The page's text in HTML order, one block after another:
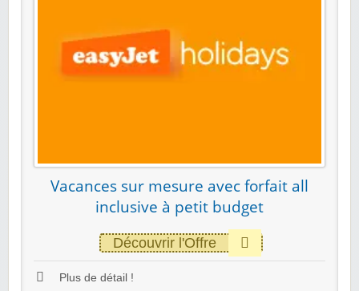
Vacances sur mesure avec forfait all
inclusive à petit budget
Découvrir l'Offre
Plus de détail !